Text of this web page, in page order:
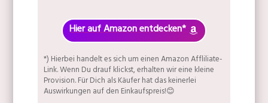
Hier auf Amazon entdecken*
*) Hierbei handelt es sich um einen Amazon Affliliate-
Link. Wenn Du drauf klickst, erhalten wir eine kleine
Provision. Für Dich als Käufer hat das keinerlei
Auswirkungen auf den Einkaufspreis!😊